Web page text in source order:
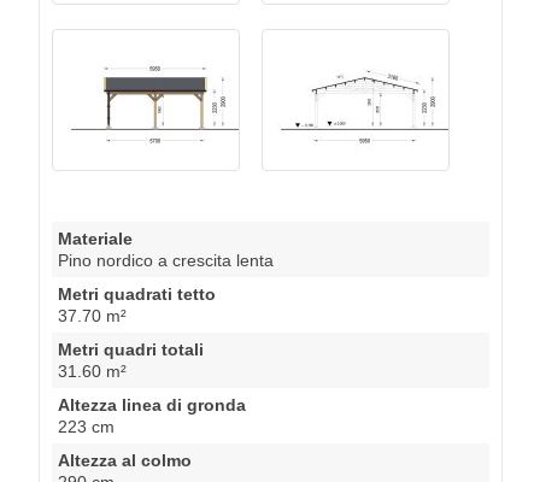
Materiale
Pino nordico a crescita lenta
Metri quadrati tetto
37.70 m²
Metri quadri totali
31.60 m²
Altezza linea di gronda
223 cm
Altezza al colmo